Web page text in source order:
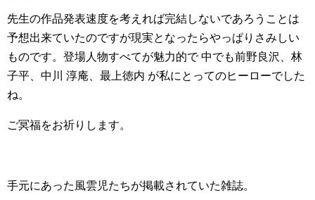
先生の作品発表速度を考えれば完結しないであろうことは
予想出来ていたのですが現実となったらやっぱりさみしい
ものです。登場人物すべてが魅力的で 中でも前野良沢、林
子平、中川 淳庵、最上徳内 が私にとってのヒーローでした
ね。
ご冥福をお祈りします。
手元にあった風雲児たちが掲載されていた雑誌。